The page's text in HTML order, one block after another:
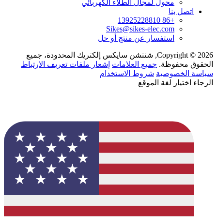
محول لمجال الطلاء الكهربائي
اتصل بنا
+86 13925228810
Sikes@sikes-elec.com
استفسار عن منتج أو حل
Copyright © 2026, شنتشن سايكس إلكتريك المحدودة، جميع
الحقوق محفوظة. جميع العلامات إشعار ملفات تعريف الارتباط
سياسة الخصوصية شروط الاستخدام
الرجاء اختيار لغة الموقع